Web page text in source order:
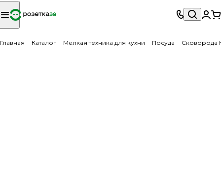
Главная Каталог Мелкая техника для кухни Посуда Cковорода